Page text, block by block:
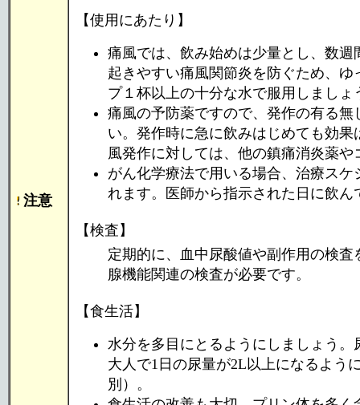
注意
【使用にあたり】
痛風では、飲み始めは少量とし、数
起きやすい痛風関節炎を防ぐため、
プ１杯以上の十分な水で服用しましょ
痛風の予防薬ですので、発作の有る
い。発作時に急に飲みはじめても効
風発作に対しては、他の鎮痛消炎薬
がん化学療法で用いる場合、治療ス
れます。医師から指示された日に飲ん
【検査】
定期的に、血中尿酸値や副作用の検
腺機能関連の検査が必要です。
【食生活】
水分を多目にとるようにしましょう
大人で1日の尿量が2L以上になるよう
別）。